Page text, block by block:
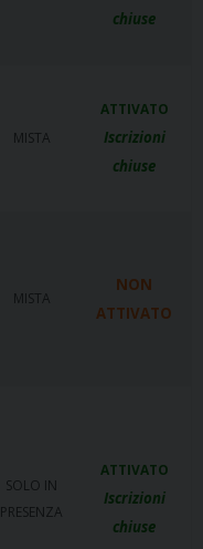
chiuse
MISTA
ATTIVATO
Iscrizioni
chiuse
MISTA
NON
ATTIVATO
SOLO IN
PRESENZA
ATTIVATO
Iscrizioni
chiuse